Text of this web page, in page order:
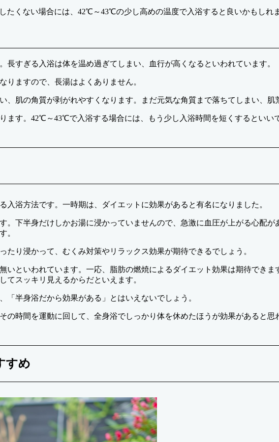
たくない場合には、42℃～43℃の少し高めの温度で入浴すると良いかもしれま
長すぎる入浴は体を温め過ぎてしまい、血行が高くなるといわれています。
りますので、長湯はよくありません。
、肌の角質が剥がれやすくなります。まだ元気な角質まで落ちてしまい、肌
ます。42℃～43℃で入浴する場合には、もう少し入浴時間を短くするといい
入浴方法です。一時期は、ダイエットに効果があると有名になりました。
。下半身だけしかお湯に浸かっていませんので、急激に血圧が上がる心配
。
たり浸かって、むくみ対策やリラックス効果が期待できるでしょう。
いといわれています。一応、脂肪の燃焼によるダイエット効果は期待でき
てスッキリ見えるからだといえます。
「半身浴だから効果がある」とはいえないでしょう。
の時間を運動に回して、全身浴でしっかり体を休めたほうが効果があると思
すめ